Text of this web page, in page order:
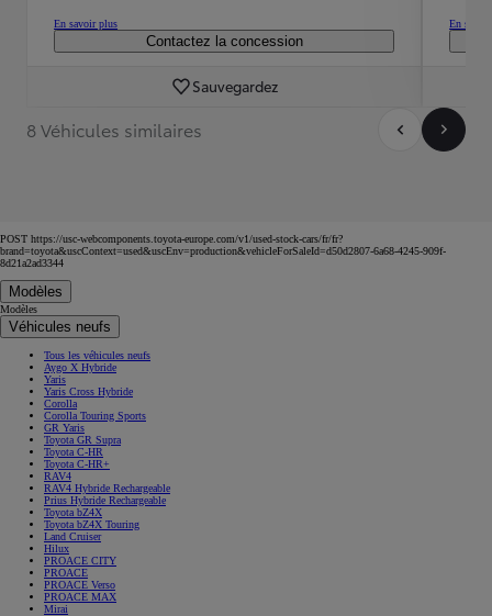
En savoir plus
Contactez la concession
Sauvegardez
En
8 Véhicules similaires
POST https://usc-webcomponents.toyota-europe.com/v1/used-stock-cars/fr/fr?
brand=toyota&uscContext=used&uscEnv=production&vehicleForSaleId=d50d2807-6a68-4245-909f-
8d21a2ad3344
Modèles
Modèles
Véhicules neufs
Tous les véhicules neufs
Aygo X Hybride
Yaris
Yaris Cross Hybride
Corolla
Corolla Touring Sports
GR Yaris
Toyota GR Supra
Toyota C-HR
Toyota C-HR+
RAV4
RAV4 Hybride Rechargeable
Prius Hybride Rechargeable
Toyota bZ4X
Toyota bZ4X Touring
Land Cruiser
Hilux
PROACE CITY
PROACE
PROACE Verso
PROACE MAX
Mirai